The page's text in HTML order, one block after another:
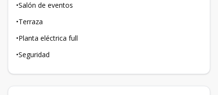
•Salón de eventos
•Terraza
•Planta eléctrica full
•Seguridad